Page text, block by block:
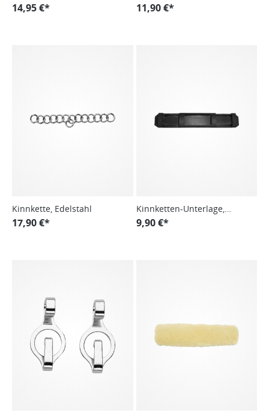
14,95 €* 11,90 €*
Kinnkette, Edelstahl
17,90 €*
Kinnketten-Unterlage,
Gummi
9,90 €*